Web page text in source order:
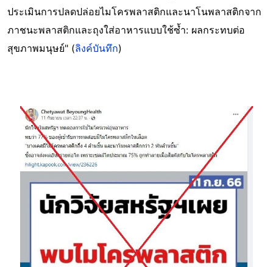
ประเมินการปลดปล่อยไมโครพลาสติกและนาโนพลาสติกจาก
ภาชนะพลาสติกและถุงใส่อาหารแบบใช้ซ้ำ: ผลกระทบต่อ
สุขภาพมนุษย์" (ลิงค์บันทึก)
Image